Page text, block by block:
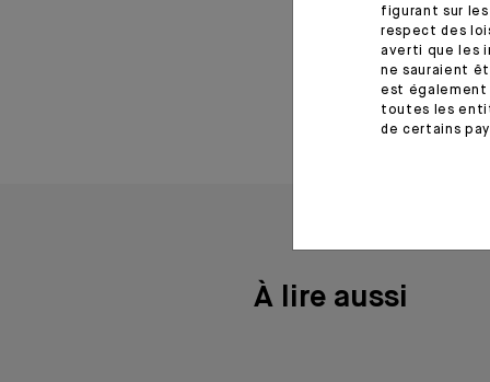
Cliquez ici pour
17 novembre 2023
À lire aussi
figurant sur
respect des
averti que les
ne sauraient
est également
toutes les
de certains